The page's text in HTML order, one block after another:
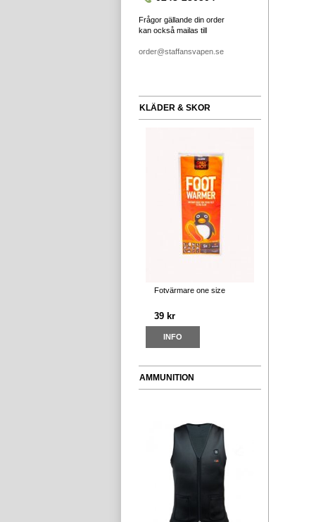
Frågor gällande din order
kan också mailas till
order@staffansvapen.se
KLÄDER & SKOR
Fotvärmare one size
39 kr
INFO
AMMUNITION